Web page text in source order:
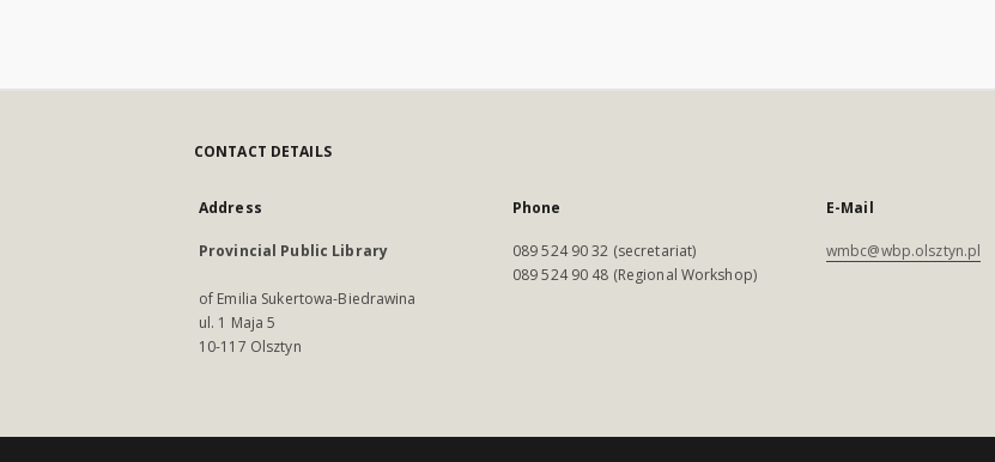
CONTACT DETAILS
Address
Provincial Public Library
of Emilia Sukertowa-Biedrawina
ul. 1 Maja 5
10-117 Olsztyn
Phone
089 524 90 32 (secretariat)
089 524 90 48 (Regional Workshop)
E-Mail
wmbc@wbp.olsztyn.pl